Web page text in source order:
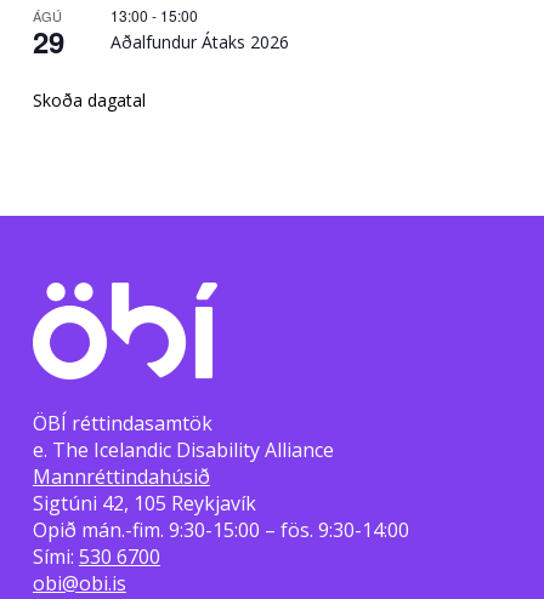
ÁGÚ
29
13:00 - 15:00
Aðalfundur Átaks 2026
Skoða dagatal
ÖBÍ réttindasamtök
e. The Icelandic Disability Alliance
Mannréttindahúsið
Sigtúni 42, 105 Reykjavík
Opið mán.-fim. 9:30-15:00 – fös. 9:30-14:00
Sími: 530 6700
obi@obi.is